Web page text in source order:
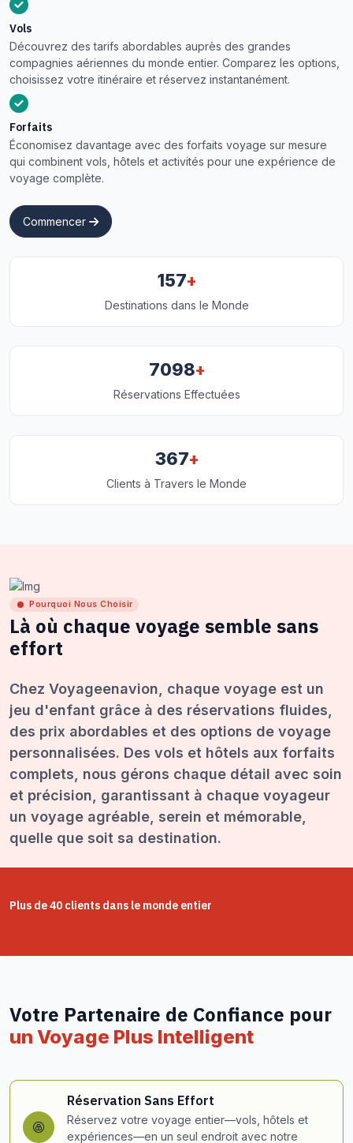
Vols
Découvrez des tarifs abordables auprès des grandes
compagnies aériennes du monde entier. Comparez les options,
choisissez votre itinéraire et réservez instantanément.
Forfaits
Économisez davantage avec des forfaits voyage sur mesure
qui combinent vols, hôtels et activités pour une expérience de
voyage complète.
Commencer
157+
Destinations dans le Monde
7098+
Réservations Effectuées
367+
Clients à Travers le Monde
Pourquoi Nous Choisir
Là où chaque voyage semble sans
effort
Chez Voyageenavion, chaque voyage est un
jeu d'enfant grâce à des réservations fluides,
des prix abordables et des options de voyage
personnalisées. Des vols et hôtels aux forfaits
complets, nous gérons chaque détail avec soin
et précision, garantissant à chaque voyageur
un voyage agréable, serein et mémorable,
quelle que soit sa destination.
Plus de 40 clients dans le monde entier
Votre Partenaire de Confiance pour
un Voyage Plus Intelligent
Réservation Sans Effort
Réservez votre voyage entier—vols, hôtels et
expériences—en un seul endroit avec notre